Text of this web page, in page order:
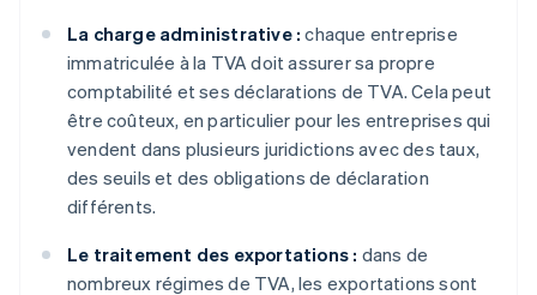
La charge administrative : chaque entreprise
immatriculée à la TVA doit assurer sa propre
comptabilité et ses déclarations de TVA. Cela peut
être coûteux, en particulier pour les entreprises qui
vendent dans plusieurs juridictions avec des taux,
des seuils et des obligations de déclaration
différents.
Le traitement des exportations : dans de
nombreux régimes de TVA, les exportations sont